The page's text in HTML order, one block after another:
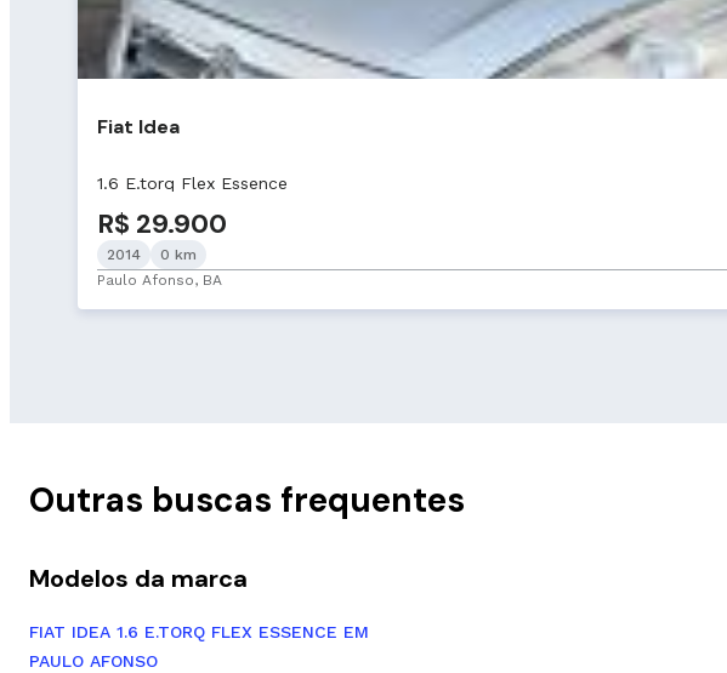
Fiat Idea
1.6 E.torq Flex Essence
R$ 29.900
2014
0 km
Paulo Afonso, BA
Outras buscas frequentes
Modelos da marca
FIAT IDEA 1.6 E.TORQ FLEX ESSENCE EM
PAULO AFONSO